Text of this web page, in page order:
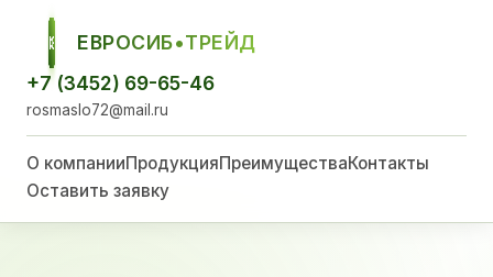
ЕСТ
ЕВРОСИБ•ТРЕЙД
+7 (3452) 69-65-46
rosmaslo72@mail.ru
О компанииПродукцияПреимуществаКонтакты
Оставить заявку